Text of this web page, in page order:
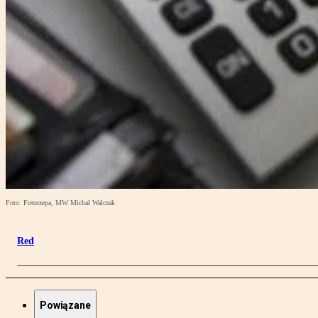
Foto: Fotorzepa, MW Michał Walczak
Red
Powiązane